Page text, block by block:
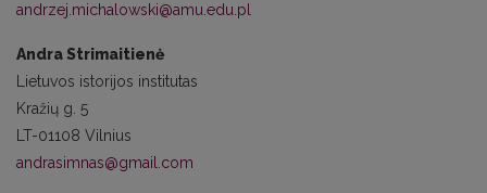
andrzej.michalowski@amu.edu.pl
Andra Strimaitienė
Lietuvos istorijos institutas
Kražių g. 5
LT-01108 Vilnius
andrasimnas@gmail.com